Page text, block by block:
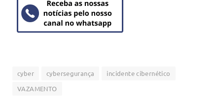
cyber cybersegurança
incidente cibernético
VAZAMENTO